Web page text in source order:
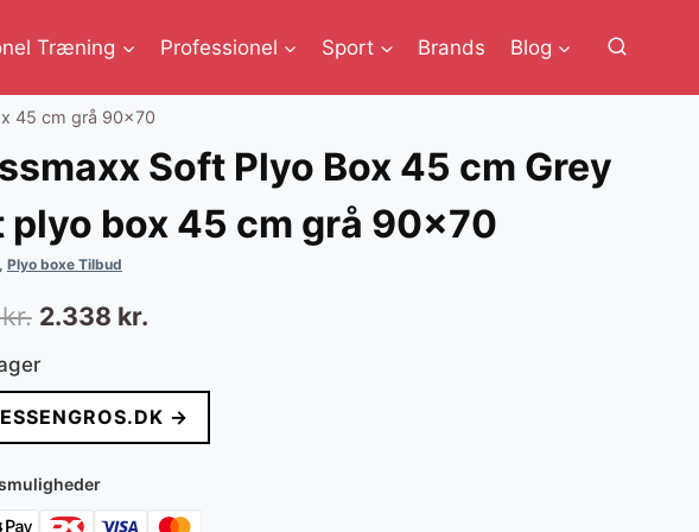
Træning Professionel Sport Brands Blog
45 cm grå 90×70
Soft Plyo Box 45 cm Grey
plyo box 45 cm grå 90×70
Plyo boxe Tilbud
kr. Den
oprindelige
pris
var:
5.215 kr..
2.338 kr.Den
pris
er:
→